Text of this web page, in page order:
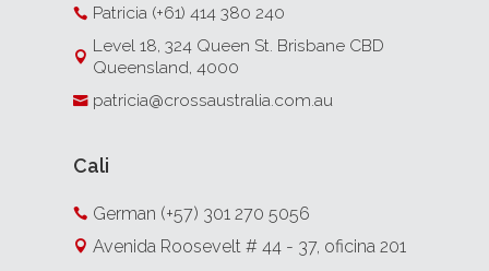
 Patricia (+61) 414 380 240

Level 18, 324 Queen St. Brisbane CBD
Queensland, 4000
 patricia@crossaustralia.com.au
Cali
 German (+57) 301 270 5056
 Avenida Roosevelt # 44 - 37, oficina 201